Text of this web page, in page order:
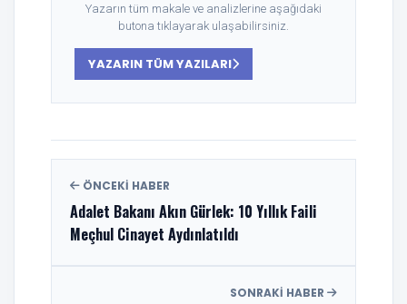
Yazarın tüm makale ve analizlerine aşağıdaki
butona tıklayarak ulaşabilirsiniz.
YAZARIN TÜM YAZILARI
ÖNCEKI HABER
Adalet Bakanı Akın Gürlek: 10 Yıllık Faili
Meçhul Cinayet Aydınlatıldı
SONRAKI HABER